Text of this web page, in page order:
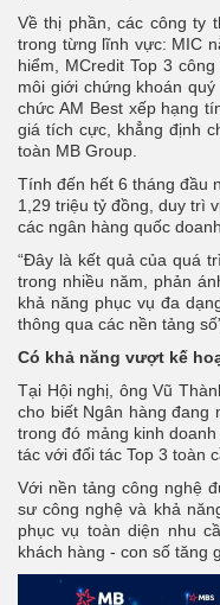
Về thị phần, các công ty
trong từng lĩnh vực: MIC
hiểm, MCredit Top 3
môi giới chứng khoán
chức AM Best xếp hạng
giá tích cực, khẳng định
toàn MB Group.
Tính đến hết 6 tháng đầu
1,29 triệu tỷ đồng, duy trì
các ngân hàng quốc doanh.
“Đây là kết quả của quá
trong nhiều năm, phản
khả năng phục vụ đa
thông qua các nền tảng
Có khả năng vượt kế
Tại Hội nghị, ông Vũ
cho biết Ngân hàng đang
trong đó mảng kinh
tác với đối tác Top 3 toàn
Với nền tảng công nghệ
sư công nghệ và khả
phục vụ toàn diện nhu
khách hàng - con số tăng